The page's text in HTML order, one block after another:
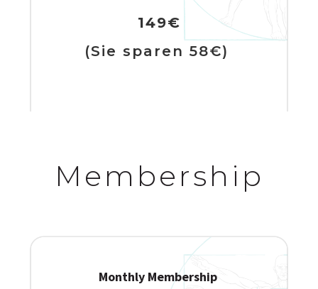
149€
(Sie sparen 58€)
Membership
Monthly Membership